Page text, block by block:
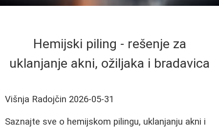
Hemijski piling - rešenje za
uklanjanje akni, ožiljaka i bradavica
Višnja Radojčin 2026-05-31
Saznajte sve o hemijskom pilingu, uklanjanju akni i